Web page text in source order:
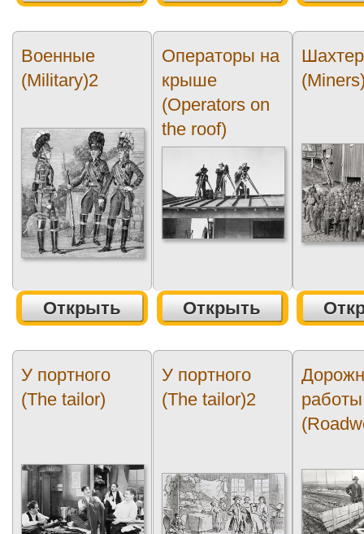
Военные
(Military)2
Открыть
Операторы на
крыше
(Operators on
the roof)
Открыть
У портного
(The tailor)
У портного
(The tailor)2
работы